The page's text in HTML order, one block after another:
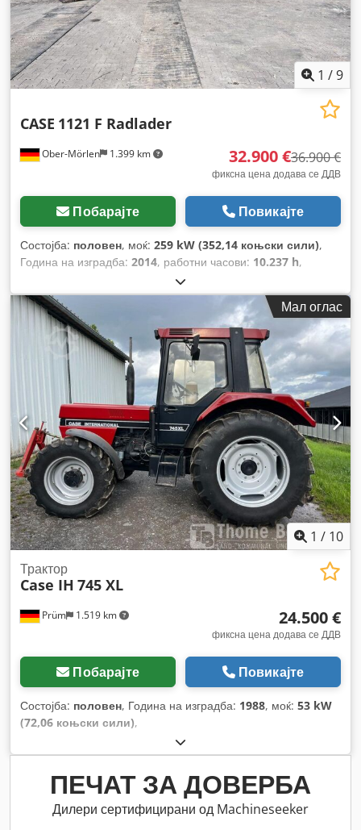
1 /9
Ober-Mörlen 1.399 km
CASE 1121 F Radlader
32.900 €36.900 €
фиксна цена додава се ДДВ
Побарајте Повикајте
Состојба: половен, моќ: 259 kW (352,14 коњски сили),
Година на изградба: 2014, работни часови: 10.237 h,
Мал оглас
1 / 10
Prüm 1.519 km
Трактор
Case IH 745 XL
24.500 €
фиксна цена додава се ДДВ
Побарајте Повикајте
Состојба: половен, Година на изградба: 1988, моќ: 53 kW
(72,06 коњски сили),
ПЕЧАТ ЗА ДОВЕРБА
Дилери сертифицирани од Machineseeker